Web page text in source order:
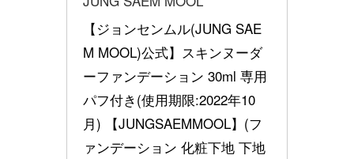
【ジョンセンムル(JUNG SAE
M MOOL)公式】スキンヌーダ
ーファンデーション 30ml 専用
パフ付き(使用期限:2022年10
月) 【JUNGSAEMMOOL】(フ
ァンデーション 化粧下地 下地